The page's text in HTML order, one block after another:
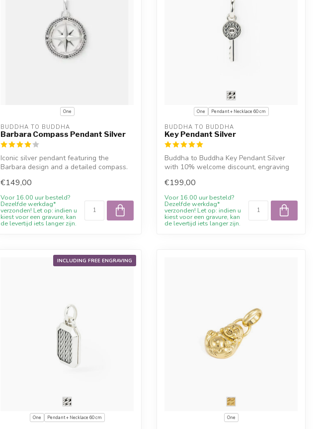
One
BUDDHA TO BUDDHA
Barbara Compass Pendant Silver
Iconic silver pendant featuring the
Barbara design and a detailed compass.
€149,00
Voor 16.00 uur besteld?
Dezelfde werkdag*
verzonden! Let op: indien u
kiest voor een gravure, kan
de levertijd iets langer zijn.
One Pendant + Necklace 60 cm
BUDDHA TO BUDDHA
Key Pendant Silver
Buddha to Buddha Key Pendant Silver
with 10% welcome discount, engraving
€199,00
Voor 16.00 uur besteld?
Dezelfde werkdag*
verzonden! Let op: indien u
kiest voor een gravure, kan
de levertijd iets langer zijn.
INCLUDING FREE ENGRAVING
One Pendant + Necklace 60 cm One